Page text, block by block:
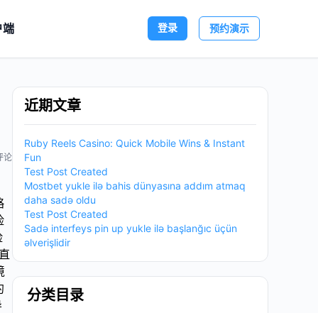
端 登录 预约演示
论
近期文章
Ruby Reels Casino: Quick Mobile Wins & Instant
Fun
Test Post Created
Mostbet yukle ilə bahis dünyasına addım atmaq
daha sadə oldu
Test Post Created
Sadə interfeys pin up yukle ilə başlanğıc üçün
əlverişlidir
分类目录